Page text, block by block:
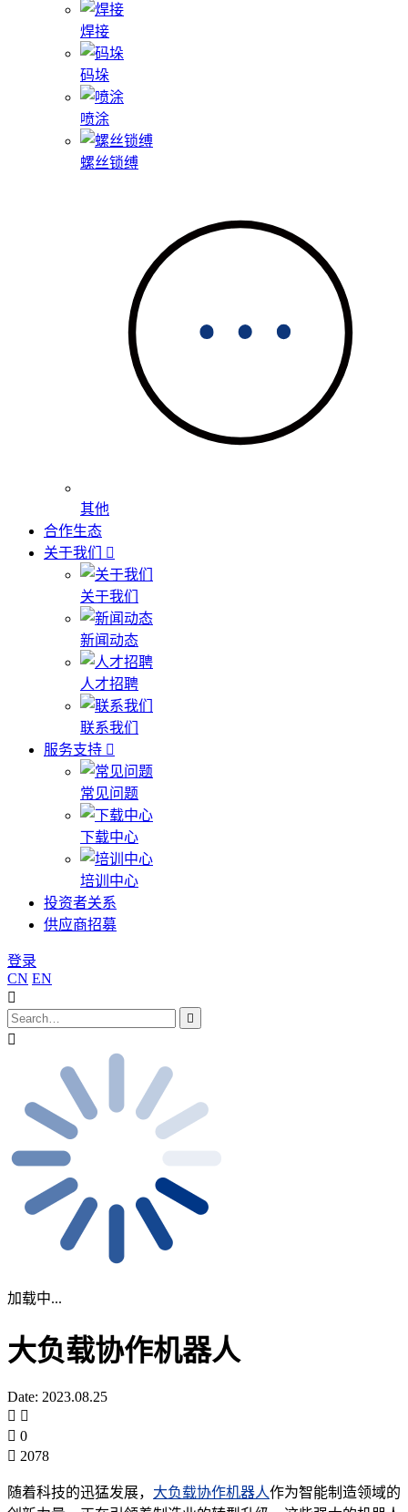
焊接
码垛
喷涂
螺丝锁缚
其他
合作生态
关于我们
关于我们
新闻动态
人才招聘
联系我们
服务支持
常见问题
下载中心
培训中心
投资者关系
供应商招募
登录
CN EN
加载中...
大负载协作机器人
Date: 2023.08.25
0
2078
随着科技的迅猛发展， 大负载协作机器人作为智能制造领域的